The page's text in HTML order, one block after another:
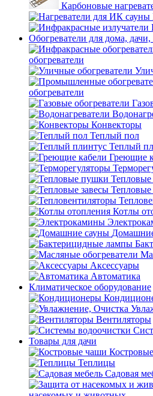
Карбоновые
Обогреватели для дома, дачи,
обогреватели
обогреватели
Конвекторы
Теплый пол
Теплый
Греющие
Тепловые
Котлы
Аксессуары
Автоматика
Климатическое оборудование
Вентиляторы
Товары для дачи
Теплицы
Садовая